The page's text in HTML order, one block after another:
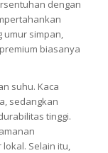
dengan
umur simpan,
biasanya
suhu. Kaca
sedangkan
tinggi.
Selain itu,